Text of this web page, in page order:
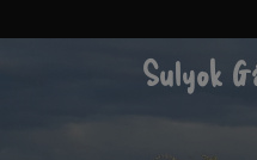
Sulyok